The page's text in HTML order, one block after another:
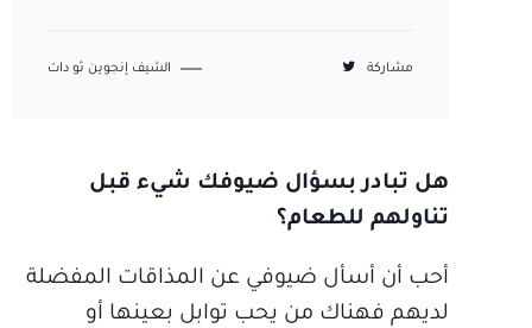
مشاركة الشيف إنجوين ثو دات
هل تبادر بسؤال ضيوفك شيء قبل
تناولهم للطعام؟
أحب أن أسأل ضيوفي عن المذاقات المفضلة
لديهم فهناك من يحب توابل بعينها أو